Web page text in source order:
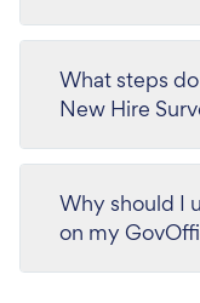
What steps
New Hire
Why should I
on my